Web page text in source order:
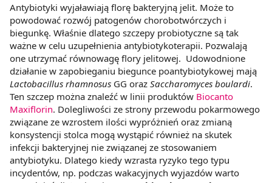
Antybiotyki wyjaławiają florę bakteryjną jelit. Może to
powodować rozwój patogenów chorobotwórczych i
biegunkę. Właśnie dlatego szczepy probiotyczne są tak
ważne w celu uzupełnienia antybiotykoterapii. Pozwalają
one utrzymać równowagę flory jelitowej. Udowodnione
działanie w zapobieganiu biegunce poantybiotykowej mają
Lactobacillus rhamnosus GG oraz Saccharomyces boulardi.
Ten szczep można znaleźć w linii produktów Biocanto
Maxiflorin. Dolegliwości ze strony przewodu pokarmowego
związane ze wzrostem ilości wypróżnień oraz zmianą
konsystencji stolca mogą wystąpić również na skutek
infekcji bakteryjnej nie związanej ze stosowaniem
antybiotyku. Dlatego kiedy wzrasta ryzyko tego typu
incydentów, np. podczas wakacyjnych wyjazdów warto